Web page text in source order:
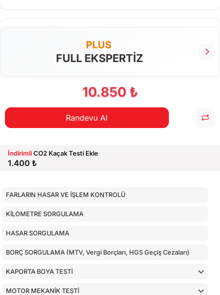
PLUS
FULL EKSPERTİZ
10.850 ₺
Randevu Al
İndirimliCO2 Kaçak Testi Ekle
1.400 ₺
FARLARIN HASAR VE İŞLEM KONTROLÜ
KİLOMETRE SORGULAMA
HASAR SORGULAMA
BORÇ SORGULAMA (MTV, Vergi Borçları, HGS Geçiş Cezaları)
KAPORTA BOYA TESTİ
MOTOR MEKANİK TESTİ